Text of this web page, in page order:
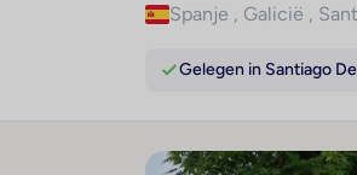
Spanje , Galicië ,
Gelegen in Santiago